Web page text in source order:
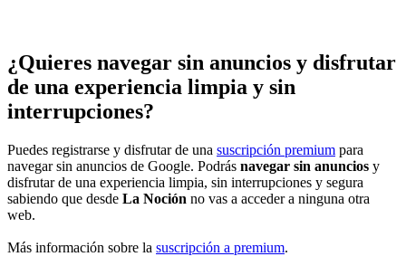
¿Quieres navegar sin anuncios y disfrutar
de una experiencia limpia y sin
interrupciones?
Puedes registrarse y disfrutar de una suscripción premium para
navegar sin anuncios de Google. Podrás navegar sin anuncios y
disfrutar de una experiencia limpia, sin interrupciones y segura
sabiendo que desde La Noción no vas a acceder a ninguna otra
web.
Más información sobre la suscripción a premium.